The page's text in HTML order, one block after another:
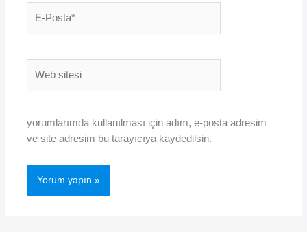
Posta*
sitesi
yorumlarımda kullanılması için adım, e-posta adresim
ve site adresim bu tarayıcıya kaydedilsin.